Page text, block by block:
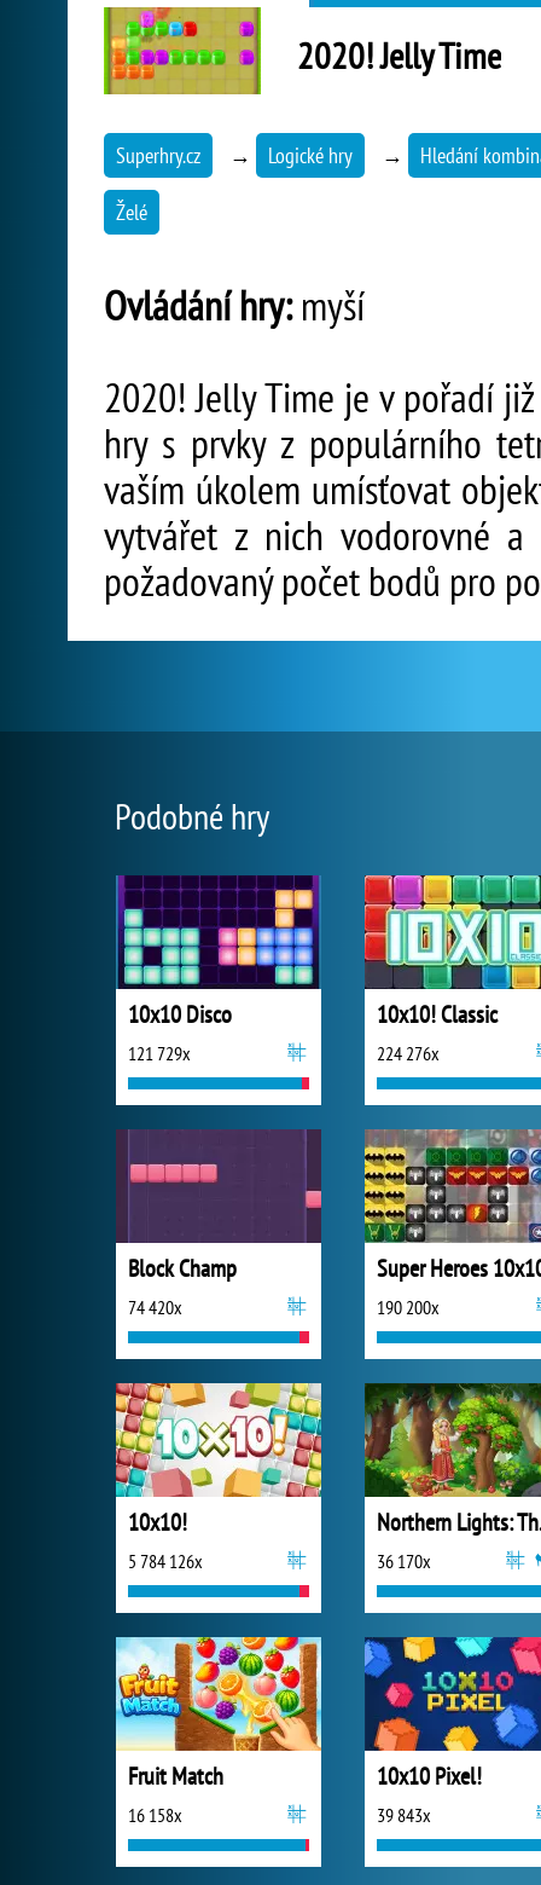
2020! Jelly Time
Superhry.cz → Logické hry → Hledání
Želé
Ovládání hry:myší
2020! Jelly Time je v pořadí
hry s prvky z populárního
vaším úkolem umísťovat
vytvářet z nich vodorovné
požadovaný počet bodů pro
Podobné hry
10x10 Disco
121 729x
10x10! Classic
224 276x
Block Champ
74 420x
Super Heroes
190 200x
10x10!
5 784 126x 36 170x
Fruit Match
16 158x
10x10 Pixel!
39 843x